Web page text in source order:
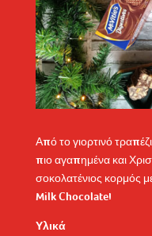
Από το γιορτινό
πιο αγαπημένα και
σοκολατένιος κορμός
Milk Chocolate!
Υλικά